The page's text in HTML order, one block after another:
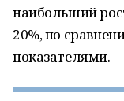
наибольший
20%, по
показателями.